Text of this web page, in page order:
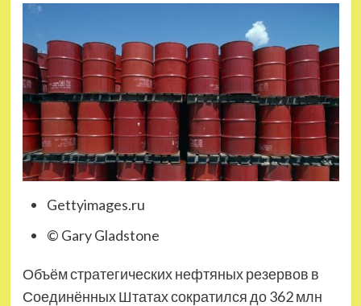
Gettyimages.ru
© Gary Gladstone
Объём стратегических нефтяных резервов в
Соединённых Штатах сократился до 362 млн